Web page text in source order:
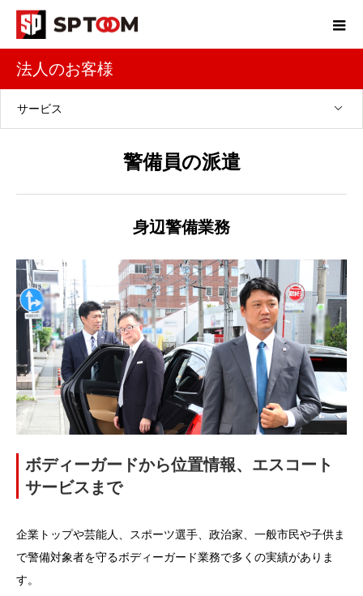
法人のお客様
サービス
警備員の派遣
身辺警備業務
ボディーガードから位置情報、エスコート
サービスまで
企業トップや芸能人、スポーツ選手、政治家、一般市民や子供ま
で警備対象者を守るボディーガード業務で多くの実績がありま
す。